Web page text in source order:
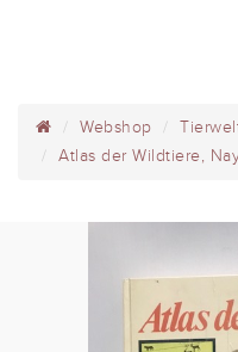
Webshop
Atlas der Wildtiere,